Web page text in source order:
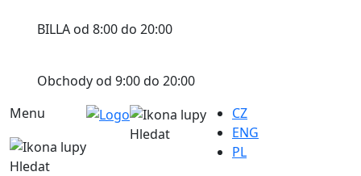
BILLA od 8:00 do 20:00
Obchody od 9:00 do 20:00
Menu
Hledat
Hledat
CZ
ENG
PL